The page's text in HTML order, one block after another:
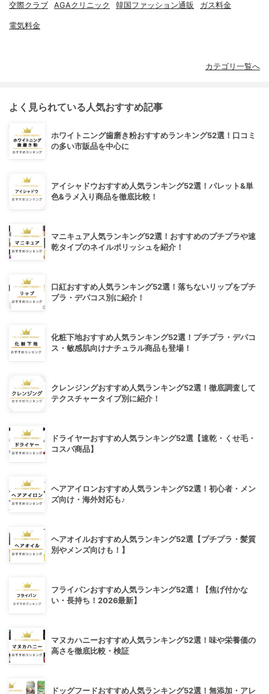
交際クラブ AGAクリニック 韓国ファッション通販 ガス料金
電気料金
カテゴリ一覧へ
よく見られている人気おすすめ記事
ホワイトニング歯磨き粉おすすめランキング52選！口コミ
の多い市販品を中心に
アイシャドウおすすめ人気ランキング52選！パレット&単
色&ラメ入り商品を徹底比較！
マニキュア人気ランキング52選！おすすめのプチプラや速
乾タイプのネイルポリッシュを紹介！
口紅おすすめ人気ランキング52選！落ちないリップをプチ
プラ・デパコス別に紹介！
化粧下地おすすめ人気ランキング52選！プチプラ・デパコ
ス・敏感肌向けナチュラル商品も登場！
クレンジングおすすめ人気ランキング52選！徹底調査して
テクスチャータイプ別に紹介！
ドライヤーおすすめ人気ランキング52選【速乾・くせ毛・
コスパ商品】
ヘアアイロンおすすめ人気ランキング52選！初心者・メン
ズ向け・海外対応も♪
ヘアオイルおすすめ人気ランキング52選【プチプラ・髪質
別やメンズ向けも！】
フライパンおすすめ人気ランキング52選！【焦げ付かな
い・長持ち！2026最新】
マヌカハニーおすすめ人気ランキング52選！味や栄養価の
高さを徹底比較・検証
ドッグフードおすすめ人気ランキング52選！無添加・アレ